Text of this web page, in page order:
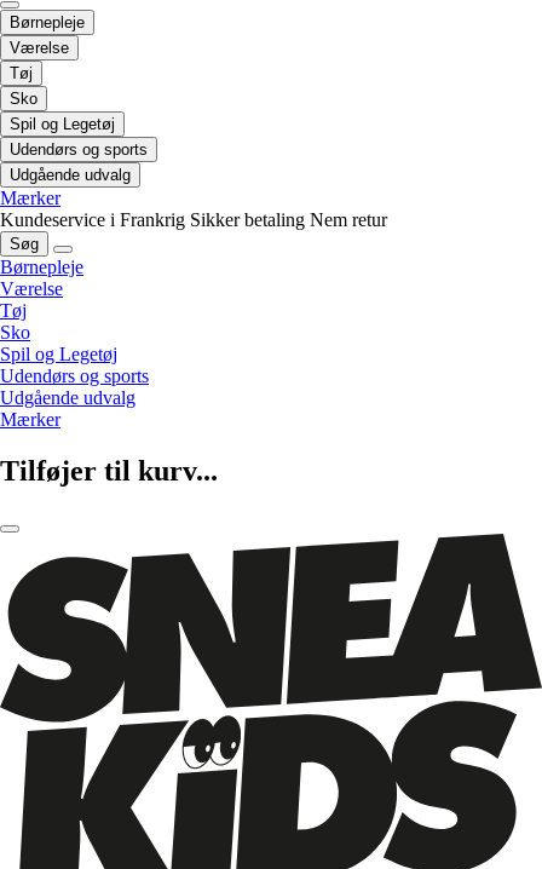
Børnepleje
Værelse
Tøj
Sko
Spil og Legetøj
Udendørs og sports
Udgående udvalg
Mærker
Kundeservice i Frankrig Sikker betaling Nem retur
Søg
Børnepleje
Værelse
Tøj
Sko
Spil og Legetøj
Udendørs og sports
Udgående udvalg
Mærker
Tilføjer til kurv...